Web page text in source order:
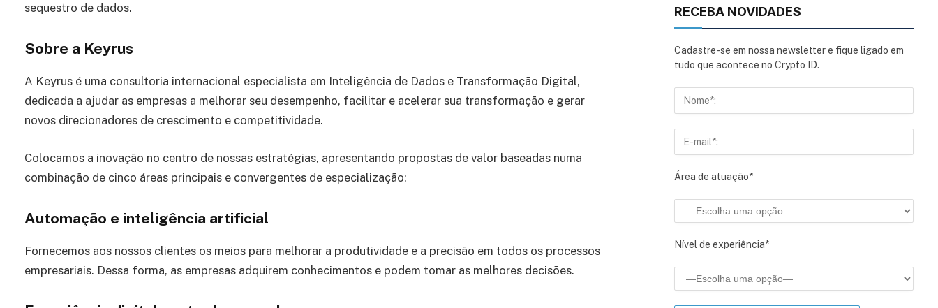
sequestro de dados.
Sobre a Keyrus
A Keyrus é uma consultoria internacional especialista em Inteligência de Dados e Transformação Digital,
dedicada a ajudar as empresas a melhorar seu desempenho, facilitar e acelerar sua transformação e gerar
novos direcionadores de crescimento e competitividade.
Colocamos a inovação no centro de nossas estratégias, apresentando propostas de valor baseadas numa
combinação de cinco áreas principais e convergentes de especialização:
Automação e inteligência artificial
Fornecemos aos nossos clientes os meios para melhorar a produtividade e a precisão em todos os processos
empresariais. Dessa forma, as empresas adquirem conhecimentos e podem tomar as melhores decisões.
RECEBA NOVIDADES
Cadastre-se em nossa newsletter e fique ligado em
tudo que acontece no Crypto ID.
Área de atuação*
Nível de experiência*